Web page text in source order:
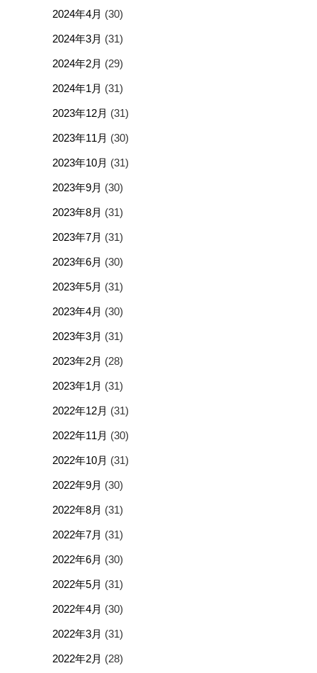
2024年4月 (30)
2024年3月 (31)
2024年2月 (29)
2024年1月 (31)
2023年12月 (31)
2023年11月 (30)
2023年10月 (31)
2023年9月 (30)
2023年8月 (31)
2023年7月 (31)
2023年6月 (30)
2023年5月 (31)
2023年4月 (30)
2023年3月 (31)
2023年2月 (28)
2023年1月 (31)
2022年12月 (31)
2022年11月 (30)
2022年10月 (31)
2022年9月 (30)
2022年8月 (31)
2022年7月 (31)
2022年6月 (30)
2022年5月 (31)
2022年4月 (30)
2022年3月 (31)
2022年2月 (28)